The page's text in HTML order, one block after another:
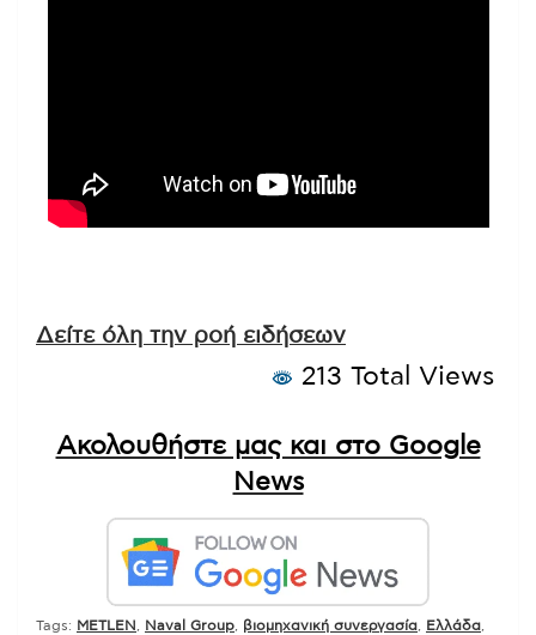
Δείτε όλη την ροή ειδήσεων
213 Total Views
Ακολουθήστε μας και στο Google
News
Tags: METLEN Naval Group βιομηχανική συνεργασία Ελλάδα